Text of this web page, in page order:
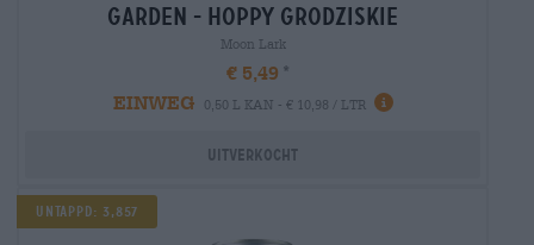
garden - hoppy grodziskie
Moon Lark
€ 5,49
EINWEG
0,50 L KAN - € 10,98 / LTR
Uitverkocht
Untappd: 3,857